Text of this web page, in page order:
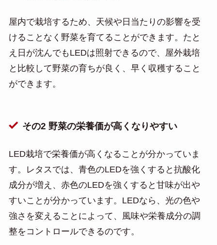
屋内で栽培するため、天候や日当たりの影響を受
けることなく野菜を育てることができます。たと
え日が沈んでもLEDは照射できるので、屋外栽培
と比較して野菜の育ちが良く、早く収穫すること
ができます。
その2 野菜の栄養価が高くなりやすい
LED栽培で栄養価が高くなることが分かっていま
す。レタスでは、青色のLEDを強くすると抗酸化
成分が増え、赤色のLEDを強くすると甘味が出や
すいことが分かっています。LEDなら、光の色や
強さを変えることによって、風味や栄養成分の調
整をコントロールできるのです。